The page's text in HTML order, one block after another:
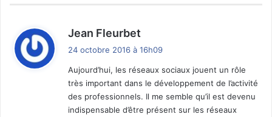
Jean Fleurbet
:
24 octobre 2016 à 16h09
Aujourd’hui, les réseaux sociaux jouent un rôle
très important dans le développement de l’activité
des professionnels. Il me semble qu’il est devenu
indispensable d’être présent sur les réseaux